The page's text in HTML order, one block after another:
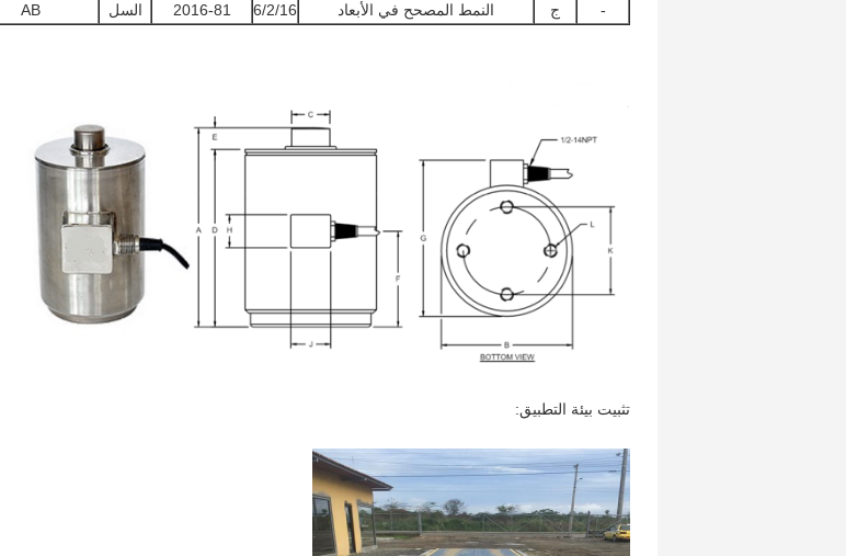
- ج النمط المصحح في الأبعاد 6/2/16
2016-81 السل AB
تثبيت بيئة التطبيق: